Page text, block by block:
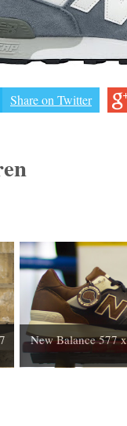
Share on Twitter
New Balance 577